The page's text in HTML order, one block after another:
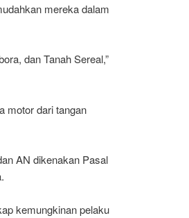
mereka dalam
dan Tanah Sereal,”
motor dari tangan
AN dikenakan Pasal
kemungkinan pelaku